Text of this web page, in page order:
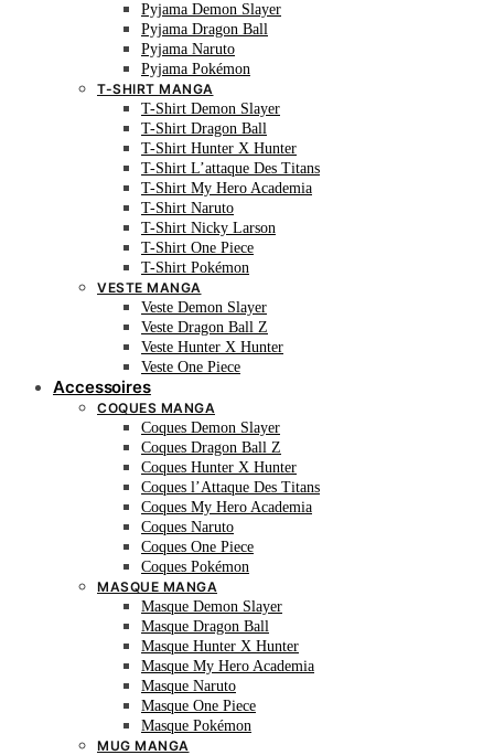
Pyjama Demon Slayer
Pyjama Dragon Ball
Pyjama Naruto
Pyjama Pokémon
T-SHIRT MANGA
T-Shirt Demon Slayer
T-Shirt Dragon Ball
T-Shirt Hunter X Hunter
T-Shirt L’attaque Des Titans
T-Shirt My Hero Academia
T-Shirt Naruto
T-Shirt Nicky Larson
T-Shirt One Piece
T-Shirt Pokémon
VESTE MANGA
Veste Demon Slayer
Veste Dragon Ball Z
Veste Hunter X Hunter
Veste One Piece
Accessoires
COQUES MANGA
Coques Demon Slayer
Coques Dragon Ball Z
Coques Hunter X Hunter
Coques l’Attaque Des Titans
Coques My Hero Academia
Coques Naruto
Coques One Piece
Coques Pokémon
MASQUE MANGA
Masque Demon Slayer
Masque Dragon Ball
Masque Hunter X Hunter
Masque My Hero Academia
Masque Naruto
Masque One Piece
Masque Pokémon
MUG MANGA